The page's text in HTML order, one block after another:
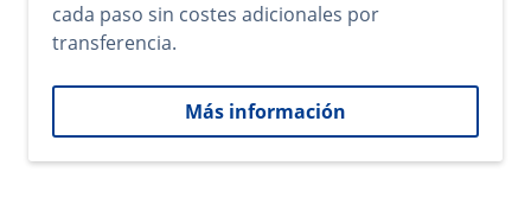
cada paso sin costes adicionales por
transferencia.
Más información